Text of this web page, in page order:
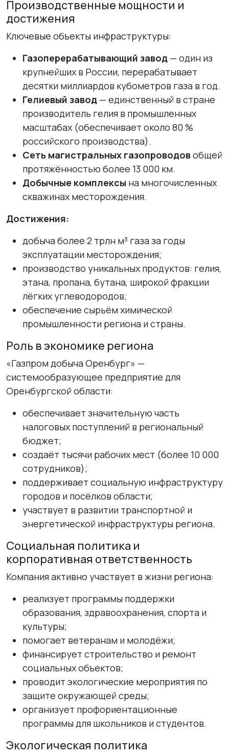
Производственные мощности и
достижения
Ключевые объекты инфраструктуры:
Газоперерабатывающий завод — один из
крупнейших в России, перерабатывает
десятки миллиардов кубометров газа в год.
Гелиевый завод — единственный в стране
производитель гелия в промышленных
масштабах (обеспечивает около 80 %
российского производства).
Сеть магистральных газопроводовобщей
протяжённостью более 13 000 км.
Добычные комплексы на многочисленных
скважинах месторождения.
Достижения:
добыча более 2 трлн м³ газа за годы
эксплуатации месторождения;
производство уникальных продуктов: гелия,
этана, пропана, бутана, широкой фракции
лёгких углеводородов;
обеспечение сырьём химической
промышленности региона и страны.
Роль в экономике региона
«Газпром добыча Оренбург» —
системообразующее предприятие для
Оренбургской области:
обеспечивает значительную часть
налоговых поступлений в региональный
бюджет;
создаёт тысячи рабочих мест (более 10 000
сотрудников);
поддерживает социальную инфраструктуру
городов и посёлков области;
участвует в развитии транспортной и
энергетической инфраструктуры региона.
Социальная политика и
корпоративная ответственность
Компания активно участвует в жизни региона:
реализует программы поддержки
образования, здравоохранения, спорта и
культуры;
помогает ветеранам и молодёжи;
финансирует строительство и ремонт
социальных объектов;
проводит экологические мероприятия по
защите окружающей среды;
организует профориентационные
программы для школьников и студентов.
Экологическая политика